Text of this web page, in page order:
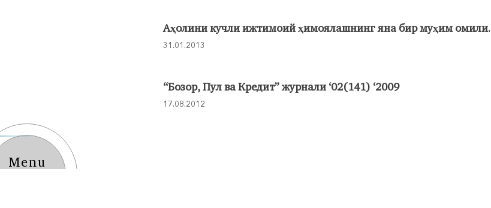
Menu
Aҳолини кучли ижтимоий ҳимоялашнинг яна бир муҳим омили.
31.01.2013
“Бозор, Пул ва Кредит” журнали ‘02(141) ‘2009
17.08.2012